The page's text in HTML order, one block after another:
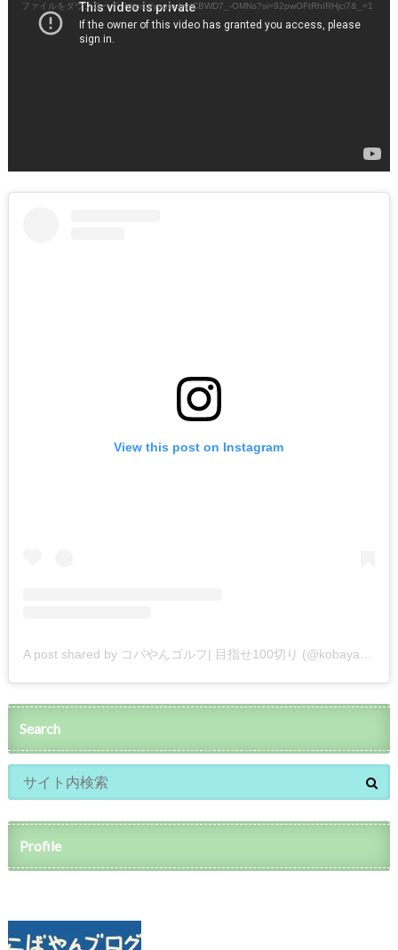
ファイルをダウンロード: https://youtu.be/CBWD7_-OMNs?si=92pwOFtRhIRHjci7&_=1
View this post on Instagram
A post shared by コバやんゴルフ| 目指せ100切り (@kobayan_golf)
Search
Profile